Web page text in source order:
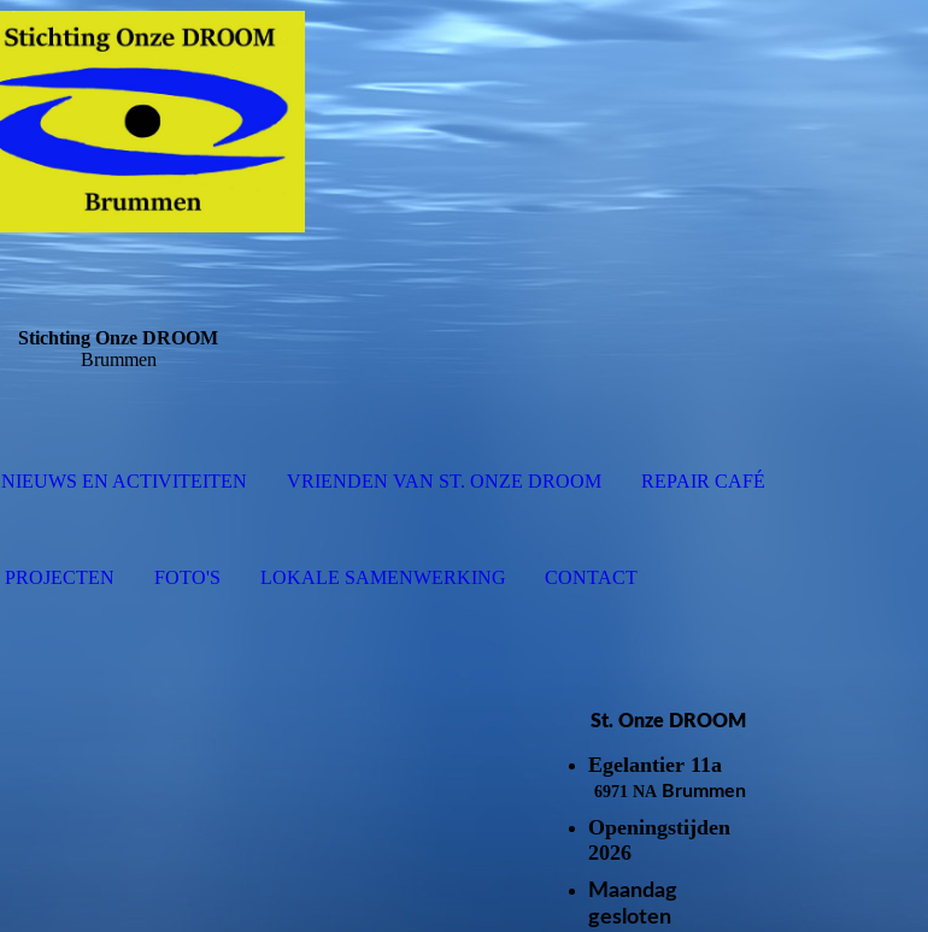
Stichting Onze DROOM
Brummen
NIEUWS EN ACTIVITEITEN VRIENDEN VAN ST. ONZE DROOM REPAIR CAFÉ
PROJECTEN FOTO'S LOKALE SAMENWERKING CONTACT
St. Onze DROOM
Egelantier 11a
6971 NA Brummen
Openingstijden
2026
Maandag
gesloten